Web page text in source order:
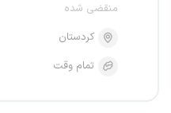
منقضی شده
کردستان
تمام وقت